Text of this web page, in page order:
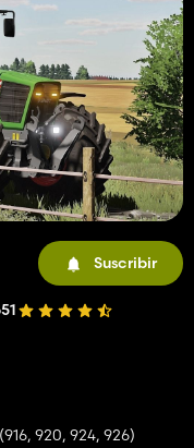
Suscribir
920, 924, 926)